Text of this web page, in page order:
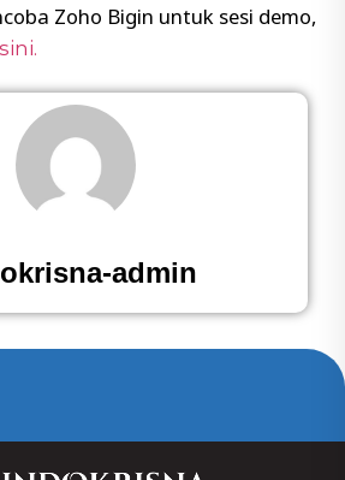
Zoho Bigin untuk sesi demo,
admin